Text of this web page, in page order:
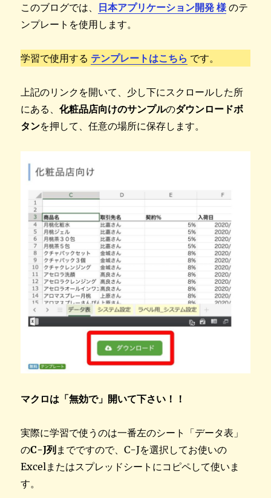
このブログでは、 日本アプリケーション開発 様 のテ
ンプレートを使用します。
学習で使用する テンプレートはこちら です。
上記のリンクを開いて、少し下にスクロールした所
にある、化粧品店向けのサンプルのダウンロードボ
タンを押して、任意の場所に保存します。
マクロは「無効で」開いて下さい！！
実際に学習で使うのは一番左のシート「データ表」
のC-J列 までですので、C-Jを選択してお使いの
Excelまたはスプレッドシートにコピペして使いま
す。